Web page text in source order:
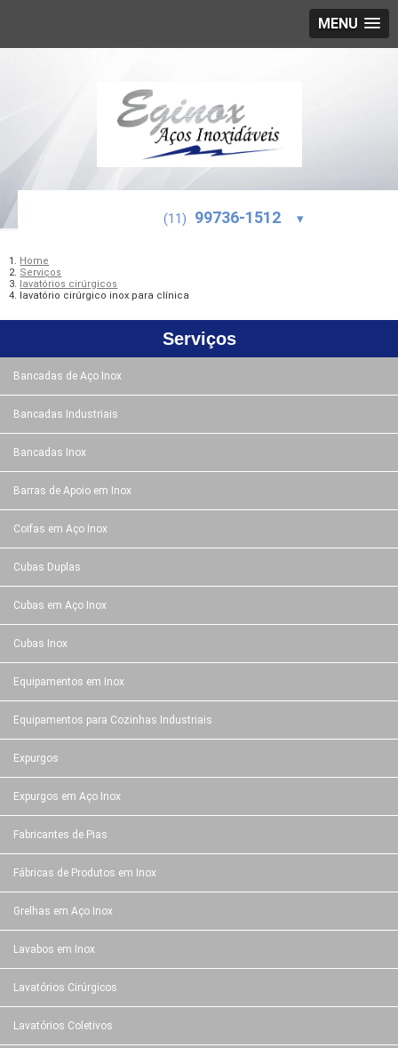
MENU
(11) 99736-1512 ▾
Home
Serviços
lavatórios cirúrgicos
lavatório cirúrgico inox para clínica
Serviços
Bancadas de Aço Inox
Bancadas Industriais
Bancadas Inox
Barras de Apoio em Inox
Coifas em Aço Inox
Cubas Duplas
Cubas em Aço Inox
Cubas Inox
Equipamentos em Inox
Equipamentos para Cozinhas Industriais
Expurgos
Expurgos em Aço Inox
Fabricantes de Pias
Fábricas de Produtos em Inox
Grelhas em Aço Inox
Lavabos em Inox
Lavatórios Cirúrgicos
Lavatórios Coletivos